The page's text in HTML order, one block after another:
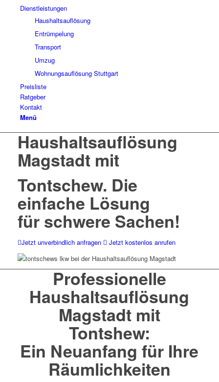
Dienstleistungen
Haushaltsauflösung
Entrümpelung
Transport
Umzug
Wohnungsauflösung Stuttgart
Preisliste
Ratgeber
Kontakt
Menü
Haushaltsauflösung
Magstadt mit
Tontschew. Die
einfache Lösung
für schwere Sachen!
Jetzt unverbindlich anfragen Jetzt kostenlos anrufen
Professionelle
Haushaltsauflösung
Magstadt mit
Tontshew:
Ein Neuanfang für Ihre
Räumlichkeiten